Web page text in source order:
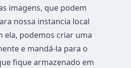
imagens, que podem
nossa instancia local
ela, podemos criar uma
e mandá-la para o
fique armazenado em